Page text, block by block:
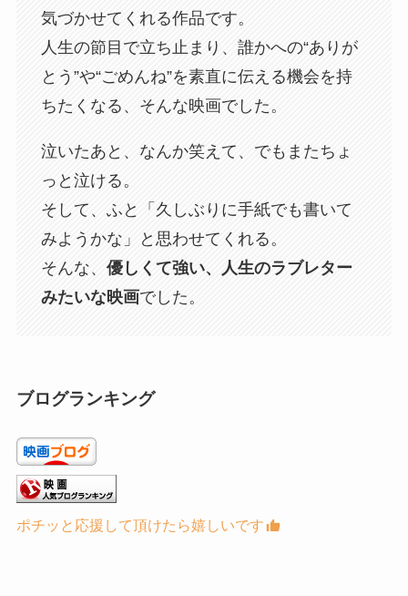
気づかせてくれる作品です。
人生の節目で立ち止まり、誰かへの“ありが
とう”や“ごめんね”を素直に伝える機会を持
ちたくなる、そんな映画でした。
泣いたあと、なんか笑えて、でもまたちょ
っと泣ける。
そして、ふと「久しぶりに手紙でも書いて
みようかな」と思わせてくれる。
そんな、優しくて強い、人生のラブレター
みたいな映画でした。
ブログランキング
ポチッと応援して頂けたら嬉しいです